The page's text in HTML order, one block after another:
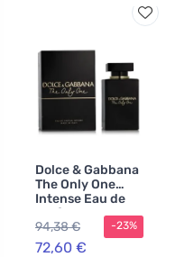
Dolce & Gabbana
The Only One
Intense Eau de
Parfum para
mujer
94,38 €
72,60 €
-23%